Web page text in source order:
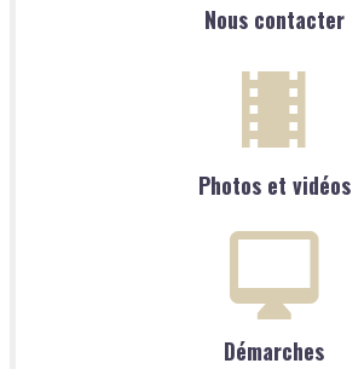
Nous contacter
Photos et vidéos
Démarches